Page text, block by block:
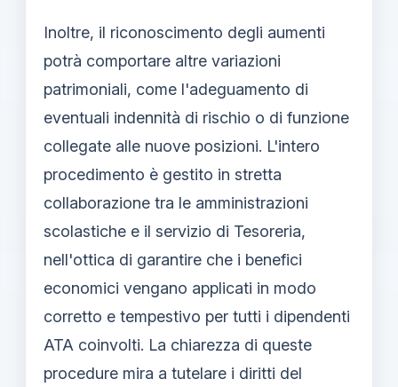
Inoltre, il riconoscimento degli aumenti
potrà comportare altre variazioni
patrimoniali, come l'adeguamento di
eventuali indennità di rischio o di funzione
collegate alle nuove posizioni. L'intero
procedimento è gestito in stretta
collaborazione tra le amministrazioni
scolastiche e il servizio di Tesoreria,
nell'ottica di garantire che i benefici
economici vengano applicati in modo
corretto e tempestivo per tutti i dipendenti
ATA coinvolti. La chiarezza di queste
procedure mira a tutelare i diritti del